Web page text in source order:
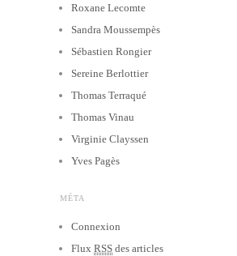
Roxane Lecomte
Sandra Moussempès
Sébastien Rongier
Sereine Berlottier
Thomas Terraqué
Thomas Vinau
Virginie Clayssen
Yves Pagès
MÉTA
Connexion
Flux RSS des articles